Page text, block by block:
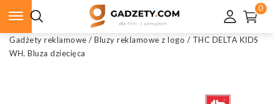
0
Gadżety reklamowe / Bluzy reklamowe z logo / THC DELTA KIDS
WH. Bluza dziecięca